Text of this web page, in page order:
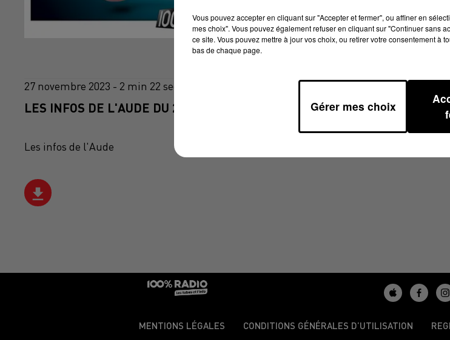
27 novembre 2023 - 2 min 22 sec
LES INFOS DE L'AUDE DU 27/11/2023 À 11H01
Les infos de l'Aude
MENTIONS LÉGALES CONDITIONS GÉNÉRALES D’UTILISATION
Vous pouvez accepter en cliquant sur "Accepter et fermer", ou affiner en
mes choix". Vous pouvez également refuser en cliquant sur "Continuer sans
ce site. Vous pouvez mettre à jour vos choix, ou retirer votre consentement à
bas de chaque page.
Gérer mes choix